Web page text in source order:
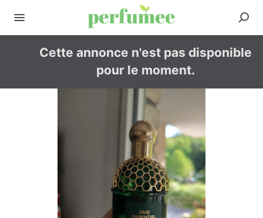
Cette annonce n'est pas disponible
pour le moment.